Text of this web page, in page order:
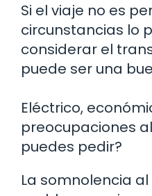
Si el viaje no es
circunstancias lo
considerar el
puede ser una
Eléctrico,
preocupaciones
puedes pedir?
La somnolencia